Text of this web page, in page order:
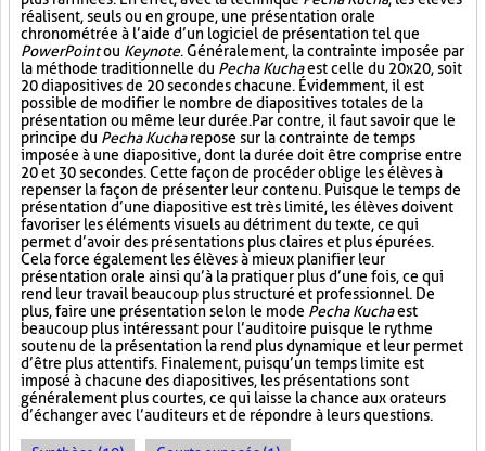
réalisent, seuls ou en groupe, une présentation orale
chronométrée à l’aide d’un logiciel de présentation tel que
PowerPointou Keynote. Généralement, la contrainte imposée par
la méthode traditionnelle du Pecha Kuchaest celle du 20x20, soit
20 diapositives de 20 secondes chacune. Évidemment, il est
possible de modifier le nombre de diapositives totales de la
présentation ou même leur durée. Par contre, il faut savoir que le
principe du Pecha Kucharepose sur la contrainte de temps
imposée à une diapositive, dont la durée doit être comprise entre
20 et 30 secondes. Cette façon de procéder oblige les élèves à
repenser la façon de présenter leur contenu. Puisque le temps de
présentation d’une diapositive est très limité, les élèves doivent
favoriser les éléments visuels au détriment du texte, ce qui
permet d’avoir des présentations plus claires et plus épurées.
Cela force également les élèves à mieux planifier leur
présentation orale ainsi qu’à la pratiquer plus d’une fois, ce qui
rend leur travail beaucoup plus structuré et professionnel. De
plus, faire une présentation selon le mode Pecha Kuchaest
beaucoup plus intéressant pour l’auditoire puisque le rythme
soutenu de la présentation la rend plus dynamique et leur permet
d’être plus attentifs. Finalement, puisqu’un temps limite est
imposé à chacune des diapositives, les présentations sont
généralement plus courtes, ce qui laisse la chance aux orateurs
d’échanger avec l’auditeurs et de répondre à leurs questions.